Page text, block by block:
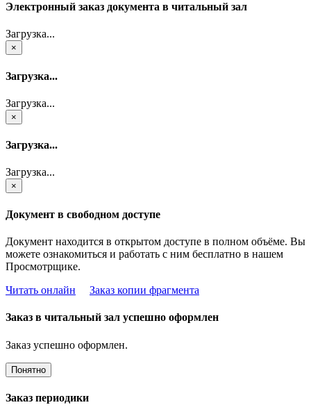
Электронный заказ документа в читальный зал
Загрузка...
×
Загрузка...
Загрузка...
×
Загрузка...
Загрузка...
×
Документ в свободном доступе
Документ находится в открытом доступе в полном объёме. Вы
можете ознакомиться и работать с ним бесплатно в нашем
Просмотрщике.
Читать онлайн
Заказ копии фрагмента
Заказ в читальный зал успешно оформлен
Заказ успешно оформлен.
Понятно
Заказ периодики